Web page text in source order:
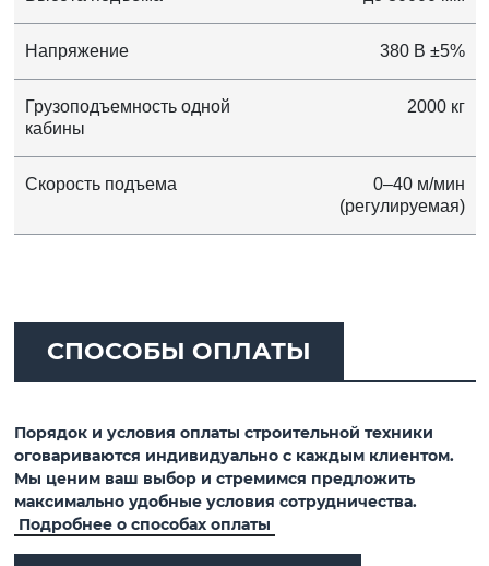
Напряжение 380 В ±5%
Грузоподъемность одной
кабины
2000 кг
Скорость подъема
0–40 м/мин
(регулируемая)
СПОСОБЫ ОПЛАТЫ
Порядок и условия оплаты строительной техники
оговариваются индивидуально с каждым клиентом.
Мы ценим ваш выбор и стремимся предложить
максимально удобные условия сотрудничества.
Подробнее о способах оплаты